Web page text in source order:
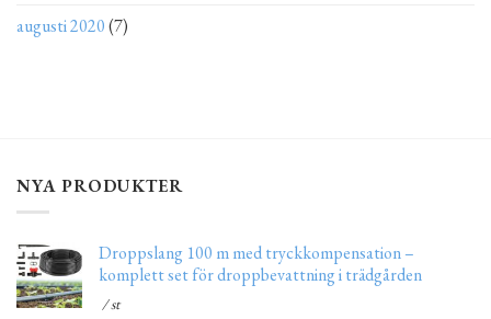
augusti 2020(7)
NYA PRODUKTER
Droppslang 100 m med tryckkompensation –
komplett set för droppbevattning i trädgården
/ st